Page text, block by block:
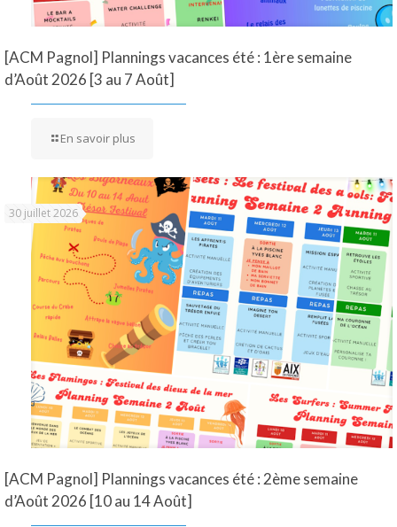
[ACM Pagnol] Plannings vacances été : 1ère semaine
d’Août 2026 [3 au 7 Août]
En savoir plus
30 juillet 2026
[ACM Pagnol] Plannings vacances été : 2ème semaine
d’Août 2026 [10 au 14 Août]